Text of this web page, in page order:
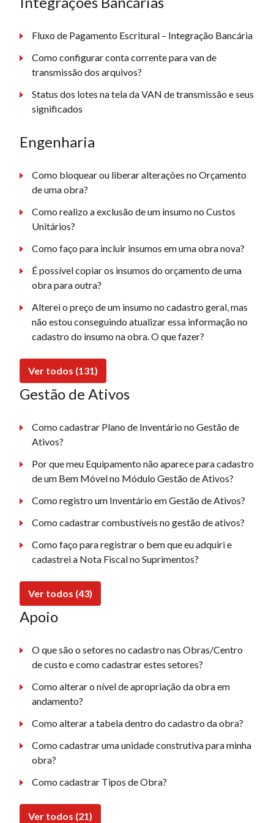
Fluxo de Pagamento Escritural – Integração Bancária
Como configurar conta corrente para van de
transmissão dos arquivos?
Status dos lotes na tela da VAN de transmissão e seus
significados
Engenharia
Como bloquear ou liberar alterações no Orçamento
de uma obra?
Como realizo a exclusão de um insumo no Custos
Unitários?
Como faço para incluir insumos em uma obra nova?
É possível copiar os insumos do orçamento de uma
obra para outra?
Alterei o preço de um insumo no cadastro geral, mas
não estou conseguindo atualizar essa informação no
cadastro do insumo na obra. O que fazer?
Ver todos (131)
Gestão de Ativos
Como cadastrar Plano de Inventário no Gestão de
Ativos?
Por que meu Equipamento não aparece para cadastro
de um Bem Móvel no Módulo Gestão de Ativos?
Como registro um Inventário em Gestão de Ativos?
Como cadastrar combustíveis no gestão de ativos?
Como faço para registrar o bem que eu adquiri e
cadastrei a Nota Fiscal no Suprimentos?
Ver todos (43)
Apoio
O que são o setores no cadastro nas Obras/Centro
de custo e como cadastrar estes setores?
Como alterar o nível de apropriação da obra em
andamento?
Como alterar a tabela dentro do cadastro da obra?
Como cadastrar uma unidade construtiva para minha
obra?
Como cadastrar Tipos de Obra?
Ver todos (21)